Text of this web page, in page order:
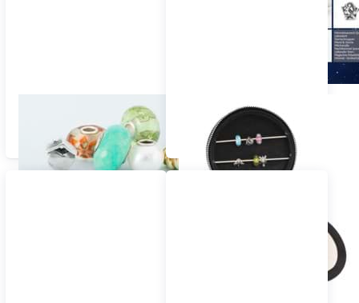
Trollbeads Schritt für
Schritt
Trollbeads
Aufbewahrung /
Zubehör